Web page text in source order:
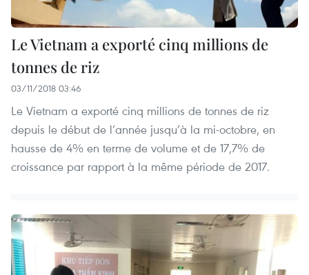
Le Vietnam a exporté cinq millions de
tonnes de riz
03/11/2018 03:46
Le Vietnam a exporté cinq millions de tonnes de riz
depuis le début de l’année jusqu’à la mi-octobre, en
hausse de 4% en terme de volume et de 17,7% de
croissance par rapport à la même période de 2017.